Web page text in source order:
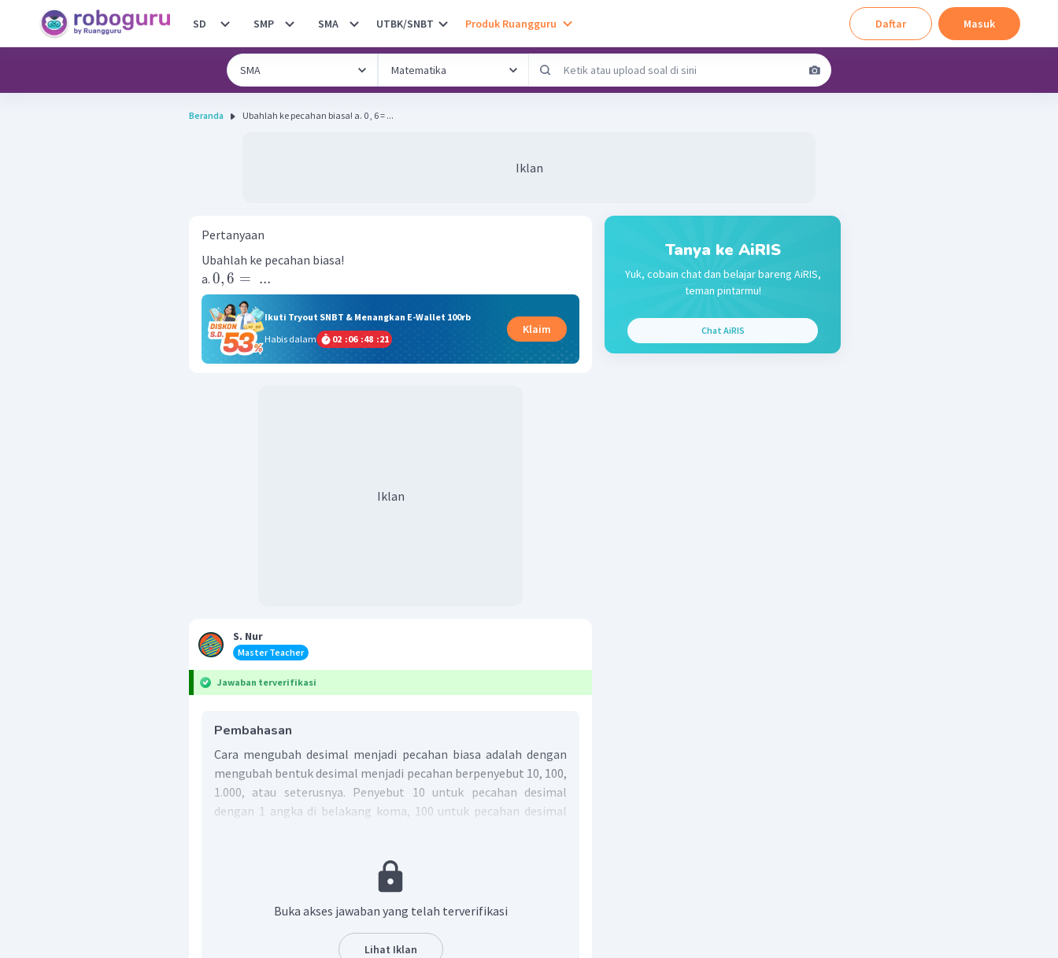
SD SMP SMA UTBK/SNBT Produk Ruangguru Daftar Masuk
Beranda Ubahlah ke pecahan biasa! a. 0 , 6 = ...
Iklan
Pertanyaan
Ubahlah ke pecahan biasa!
a. 0,6 = ...
Ikuti Tryout SNBT & Menangkan E-Wallet 100rb
Habis dalam
02 :06 :48 :21
Klaim
Iklan
S. Nur
Master Teacher
Jawaban terverifikasi
Pembahasan
Cara mengubah desimal menjadi pecahan biasa adalah dengan
mengubah bentuk desimal menjadi pecahan berpenyebut 10, 100,
1.000, atau seterusnya. Penyebut 10 untuk pecahan desimal
dengan 1 angka di belakang koma, 100 untuk pecahan desimal
ubah pecahan ke bentuk paling sederhana dengan membagi
pembilang dan penyebut dengan FPB dari keduanya.
Buka akses jawaban yang telah terverifikasi
Lihat Iklan
Tanya ke AiRIS
Yuk, cobain chat dan belajar bareng AiRIS,
teman pintarmu!
Chat AiRIS